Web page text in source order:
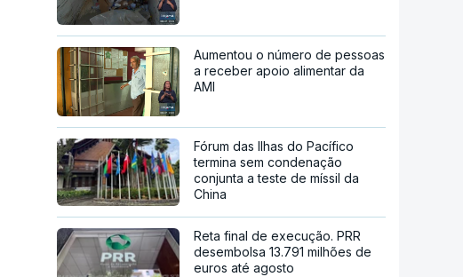
Aumentou o número de pessoas
a receber apoio alimentar da
AMI
Fórum das Ilhas do Pacífico
termina sem condenação
conjunta a teste de míssil da
China
Reta final de execução. PRR
desembolsa 13.791 milhões de
euros até agosto